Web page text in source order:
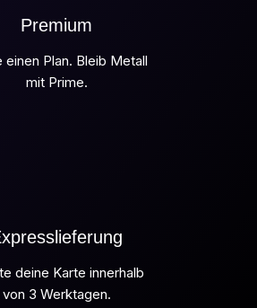
Premium
einen Plan. Bleib Metall
mit Prime.
deine Karte innerhalb
von 3 Werktagen.